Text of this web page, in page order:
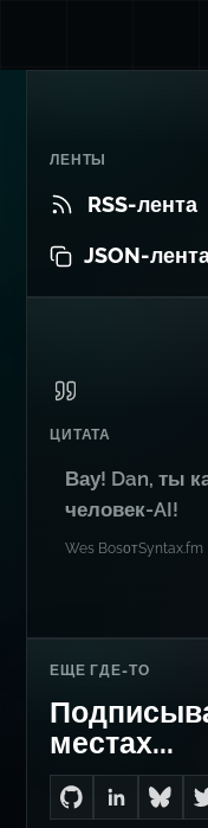
ЛЕНТЫ
RSS-лента
JSON-
ЦИТАТА
Вау! Dan, ты
человек-AI!
Wes BosотSyntax.fm
ЕЩЕ ГДЕ-ТО
местах...
Go to Dan's
Connect